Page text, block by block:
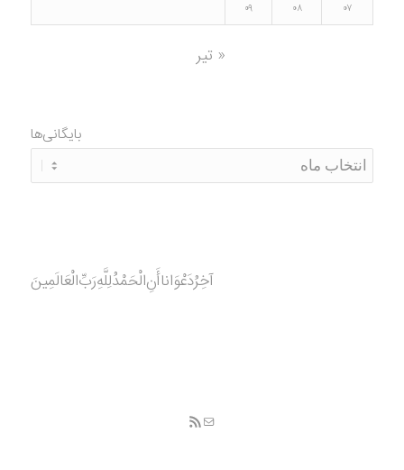
۰۷
۰۸ ۰۹
« تیر
بایگانی‌ها
آخِرُدَعْوَانا‌أَنِ‌الْحَمْدُ‌‌‌لِلَّهِ‌رَبِّ‌الْعَالَمِينَ